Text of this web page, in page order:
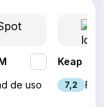
de uso
Keap
7,2